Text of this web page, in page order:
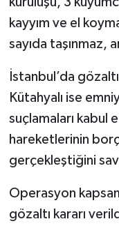
kayyım ve el
sayıda taşınmaz,
İstanbul’da
Kütahyalı ise
suçlamaları kabul
hareketlerinin
gerçekleştiğini
Operasyon
gözaltı kararı